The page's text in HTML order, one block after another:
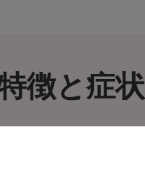
徴と症状